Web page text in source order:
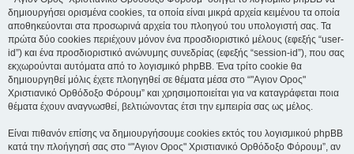
δημιουργήσει ορισμένα cookies, τα οποία είναι μικρά αρχεία κειμένου τα οποία
αποθηκεύονται στα προσωρινά αρχεία του πλοηγού του υπολογιστή σας. Τα
πρώτα δύο cookies περιέχουν μόνον ένα προσδιοριστικό μέλους (εφεξής “user-
id”) και ένα προσδιοριστικό ανώνυμης συνεδρίας (εφεξής “session-id”), που σας
εκχωρούνται αυτόματα από το λογισμικό phpBB. Ένα τρίτο cookie θα
δημιουργηθεί μόλις έχετε πλοηγηθεί σε θέματα μέσα στο “"Αγιον Ορος"
Χριστιανικό Ορθόδοξο Φόρουμ” και χρησιμοποιείται για να καταγράφεται ποια
θέματα έχουν αναγνωσθεί, βελτιώνοντας έτσι την εμπειρία σας ως μέλος.
Είναι πιθανόν επίσης να δημιουργήσουμε cookies εκτός του λογισμικού phpBB
κατά την πλοήγησή σας στο “"Αγιον Ορος" Χριστιανικό Ορθόδοξο Φόρουμ”, αν